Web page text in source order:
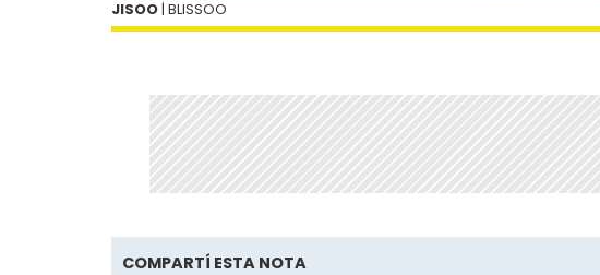
JISOO | BLISSOO
COMPARTÍ ESTA NOTA